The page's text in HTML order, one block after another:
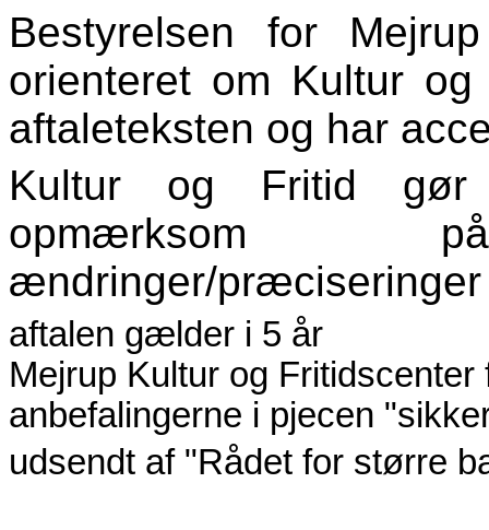
Bestyrelsen for
orienteret om Kultur
aftaleteksten og har
Kultur og Fritid gør
opmærksom på
ændringer/præciseringer
aftalen gælder i 5 år
Mejrup Kultur og
anbefalingerne i pjecen
udsendt af "Rådet for større